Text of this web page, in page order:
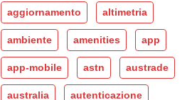
aggiornamento altimetria
ambiente amenities app
app-mobile astn austrade
australia autenticazione